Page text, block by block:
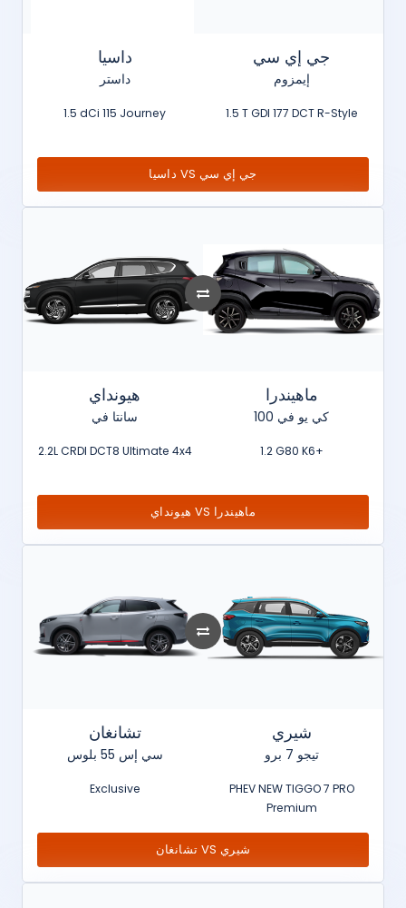
داسيا
داستر
1.5 dCi 115 Journey
جي إي سي
إيمزوم
1.5 T GDI 177 DCT R-Style
داسيا VS جي إي سي
هيونداي
سانتا في
2.2L CRDI DCT8 Ultimate 4x4
ماهيندرا
كي يو في 100
1.2 G80 K6+
هيونداي VS ماهيندرا
تشانغان
سي إس 55 بلوس
Exclusive
شيري
تيجو 7 برو
PHEV NEW TIGGO 7 PRO
Premium
تشانغان VS شيري